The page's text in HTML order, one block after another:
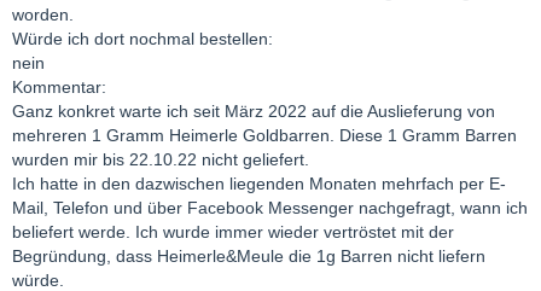
worden.
Würde ich dort nochmal bestellen:
nein
Kommentar:
Ganz konkret warte ich seit März 2022 auf die Auslieferung von
mehreren 1 Gramm Heimerle Goldbarren. Diese 1 Gramm Barren
wurden mir bis 22.10.22 nicht geliefert.
Ich hatte in den dazwischen liegenden Monaten mehrfach per E-
Mail, Telefon und über Facebook Messenger nachgefragt, wann ich
beliefert werde. Ich wurde immer wieder vertröstet mit der
Begründung, dass Heimerle&Meule die 1g Barren nicht liefern
würde.